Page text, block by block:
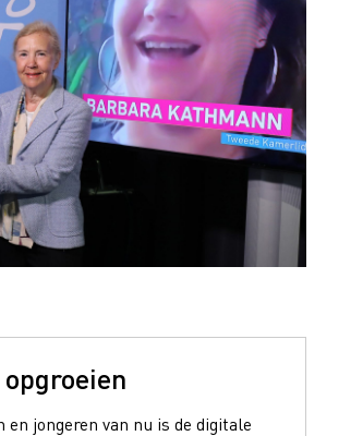
en jongeren van nu is de digitale